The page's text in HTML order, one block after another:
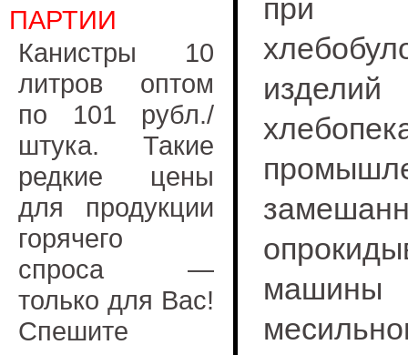
ПАРТИИ
Канистры 10
литров оптом
по 101 рубл./
штука. Такие
редкие цены
для продукции
горячего
спроса —
только для Вас!
Спешите
при
машины